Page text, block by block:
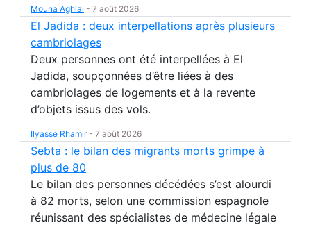
Mouna Aghlal - 7 août 2026
El Jadida : deux interpellations après plusieurs
cambriolages
Deux personnes ont été interpellées à El
Jadida, soupçonnées d’être liées à des
cambriolages de logements et à la revente
d’objets issus des vols.
Ilyasse Rhamir- 7 août 2026
Sebta : le bilan des migrants morts grimpe à
plus de 80
Le bilan des personnes décédées s’est alourdi
à 82 morts, selon une commission espagnole
réunissant des spécialistes de médecine légale